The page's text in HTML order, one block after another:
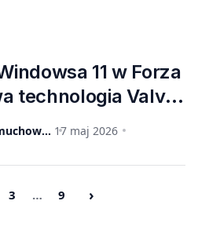
11 w Forza
technologia Valve
z 4 GB VRAM
Jakub Dmuchowski 17 maj 2026
3 … 9 ›